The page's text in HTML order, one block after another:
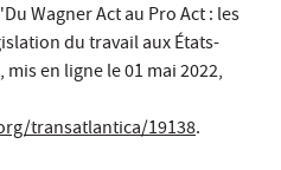
Wagner Act au Pro Act : les
du travail aux États-
mis en ligne le 01 mai 2022,
transatlantica/19138.